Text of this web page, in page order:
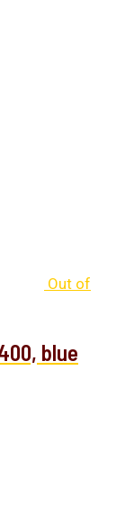
Out of
blue